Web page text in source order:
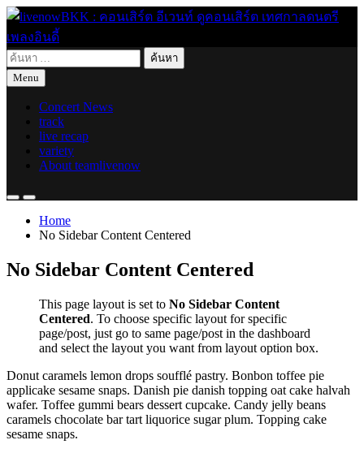
Skip
content
livenowBKK : คอนเสิร์ต อีเวนท์ ดูคอนเสิร์ต เทศกาลดนตรี เพลง
อินดี้
live for today
ค้นหา
สำหรับ:
Menu
Concert News
track
live recap
variety
About teamlivenow
Home
No Sidebar Content Centered
No Sidebar Content Centered
This page layout is set to No Sidebar Content
Centered. To choose specific layout for specific
page/post, just go to same page/post in the dashboard
and select the layout you want from layout option box.
Donut caramels lemon drops soufflé pastry. Bonbon toffee pie
applicake sesame snaps. Danish pie danish topping oat cake halvah
wafer. Toffee gummi bears dessert cupcake. Candy jelly beans
caramels chocolate bar tart liquorice sugar plum. Topping cake
sesame snaps.